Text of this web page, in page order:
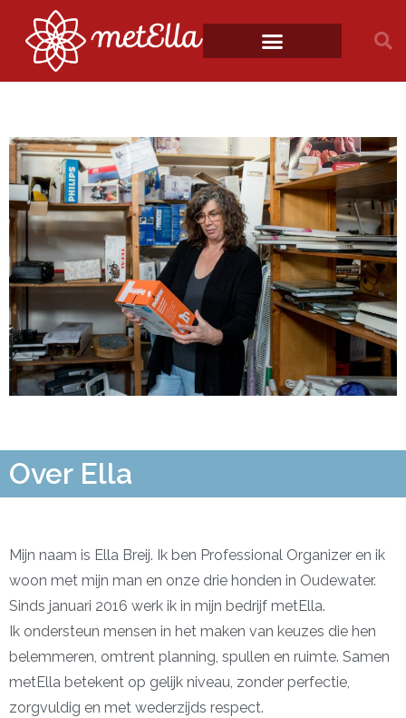
Over Ella
Mijn naam is Ella Breij. Ik ben Professional Organizer en ik
woon met mijn man en onze drie honden in Oudewater.
Sinds januari 2016 werk ik in mijn bedrijf metElla.
Ik ondersteun mensen in het maken van keuzes die hen
belemmeren, omtrent planning, spullen en ruimte. Samen
metElla betekent op gelijk niveau, zonder perfectie,
zorgvuldig en met wederzijds respect.